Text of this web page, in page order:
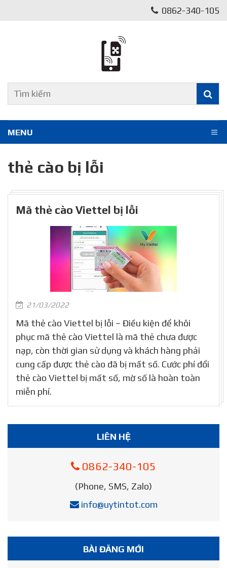
0862-340-105
MENU
thẻ cào bị lỗi
Mã thẻ cào Viettel bị lỗi
21/03/2022
Mã thẻ cào Viettel bị lỗi – Điều kiện để khôi
phục mã thẻ cào Viettel là mã thẻ chưa được
nạp, còn thời gian sử dụng và khách hàng phải
cung cấp được thẻ cào đã bị mất số. Cước phí đổi
thẻ cào Viettel bị mất số, mờ số là hoàn toàn
miễn phí.
LIÊN HỆ
0862-340-105
(Phone, SMS, Zalo)
info@uytintot.com
BÀI ĐĂNG MỚI